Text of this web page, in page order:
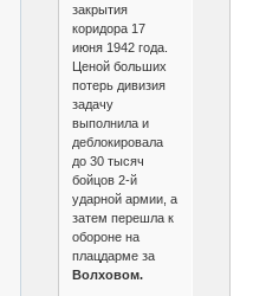
закрытия
коридора 17
июня 1942 года.
Ценой больших
потерь дивизия
задачу
выполнила и
деблокировала
до 30 тысяч
бойцов 2-й
ударной армии, а
затем перешла к
обороне на
плацдарме за
Волховом.